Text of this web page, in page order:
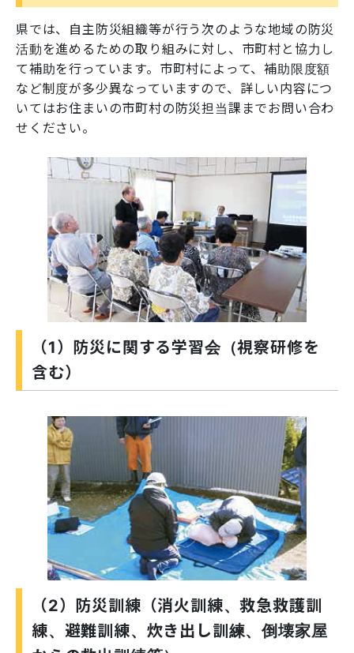
県では、自主防災組織等が行う次のような地域の防災
活動を進めるための取り組みに対し、市町村と協力し
て補助を行っています。市町村によって、補助限度額
など制度が多少異なっていますので、詳しい内容につ
いてはお住まいの市町村の防災担当課までお問い合わ
せください。
（1）防災に関する学習会（視察研修を
含む）
（2）防災訓練（消火訓練、救急救護訓
練、避難訓練、炊き出し訓練、倒壊家屋